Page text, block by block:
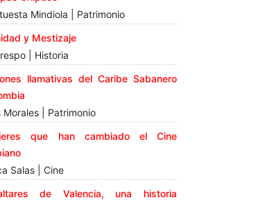
Mindiola | Patrimonio
y Mestizaje
| Historia
llamativas del Caribe Sabanero
Morales | Patrimonio
que han cambiado el Cine
Salas | Cine
de Valencia, una historia